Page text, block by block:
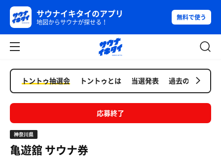
サウナイキタイのアプリ
地図からサウナが探せる！
無料で使う
トントゥ抽選会 トントゥとは 当選発表 過去の抽選会
応募終了
神奈川県
亀遊舘 サウナ券